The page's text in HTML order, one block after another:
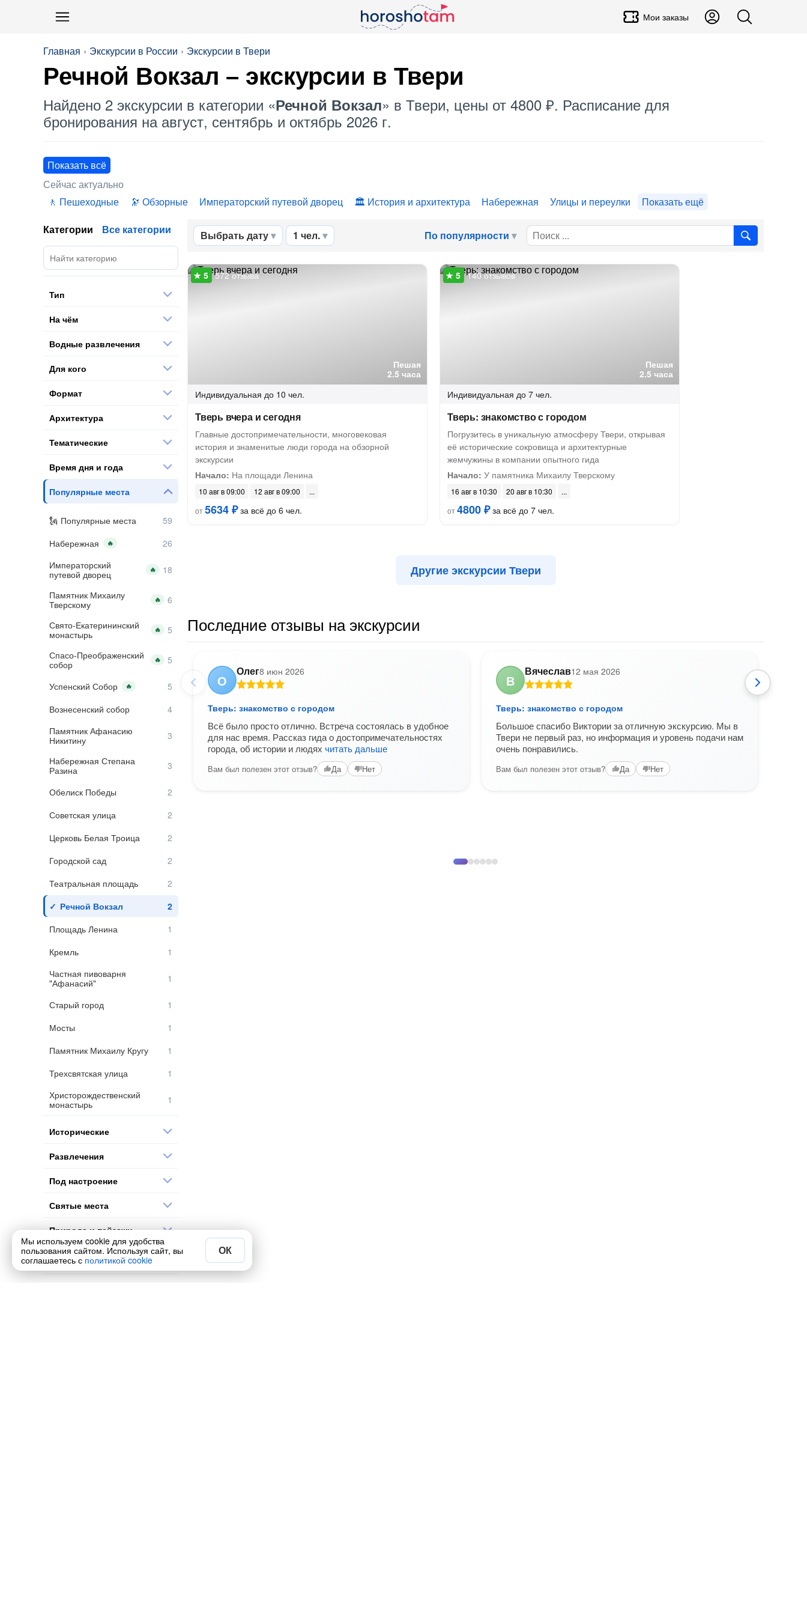
Мои заказы
Главная Экскурсии в России Экскурсии в Твери
Речной Вокзал – экскурсии в Твери
Найдено 2 экскурсии в категории «Речной Вокзал» в Твери, цены от 4800 ₽. Расписание для
бронирования на август, сентябрь и октябрь 2026 г.
Показать всё
Сейчас актуально
Пешеходные
Обзорные Императорский путевой дворец История и архитектура Набережная Улицы и переулки Показать ещё
Выбрать дату 1 чел. По популярности
Пешая
2.5 часа
572 отзыва
Индивидуальная до 10 чел.
Тверь вчера и сегодня
Главные достопримечательности, многовековая
история и знаменитые люди города на обзорной
экскурсии
Начало: На площади Ленина
10 авг в 09:00
12 авг в 09:00
от5634 ₽за всё до 6 чел.
Пешая
2.5 часа
140 отзывов
Индивидуальная до 7 чел.
Тверь: знакомство с городом
Погрузитесь в уникальную атмосферу Твери, открывая
её исторические сокровища и архитектурные
жемчужины в компании опытного гида
Начало: У памятника Михаилу Тверскому
16 авг в 10:30
20 авг в 10:30
от4800 ₽за всё до 7 чел.
Другие экскурсии Твери
Последние отзывы на экскурсии
О
Олег8 июн 2026
Тверь: знакомство с городом
Всё было просто отлично. Встреча состоялась в удобное
для нас время. Рассказ гида о достопримечательностях
города, об истории и людях читать дальше
Вам был полезен этот отзыв? Да Нет
В
Вячеслав12 мая 2026
Тверь: знакомство с городом
Большое спасибо Виктории за отличную экскурсию. Мы в
Твери не первый раз, но информация и уровень подачи нам
очень понравились.
Вам был полезен этот отзыв? Да Нет
Категории Все категории
Тип
На чём
Водные развлечения
Для кого
Формат
Архитектура
Тематические
Время дня и года
Популярные места
Популярные места
Набережная
🔥
Императорский
путевой дворец
🔥
Памятник Михаилу
Тверскому
🔥
Свято-Екатерининский
монастырь
🔥
Спасо-Преображенский
собор
🔥
Успенский Собор 🔥
Вознесенский собор
Памятник Афанасию
Никитину
Набережная Степана
Разина
Обелиск Победы
Советская улица
Церковь Белая Троица
Городской сад
Театральная площадь
Речной Вокзал
Площадь Ленина
Кремль
Частная пивоварня
"Афанасий"
Старый город
Мосты
Памятник Михаилу Кругу
Трехсвятская улица
Христорождественский
монастырь
Исторические
Развлечения
Под настроение
Святые места
Природа и пейзажи
Мастер классы и
творчество
Мы используем cookie для удобства
пользования сайтом. Используя сайт, вы
соглашаетесь с политикой cookie
ОК